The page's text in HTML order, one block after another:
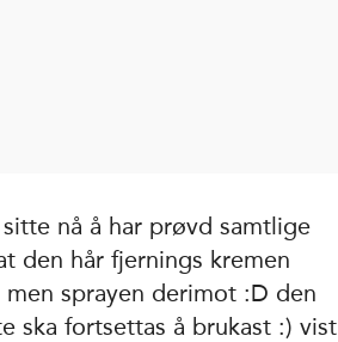
nå å har prøvd samtlige
den hår fjernings kremen
sprayen derimot :D den
ska fortsettas å brukast :) vist